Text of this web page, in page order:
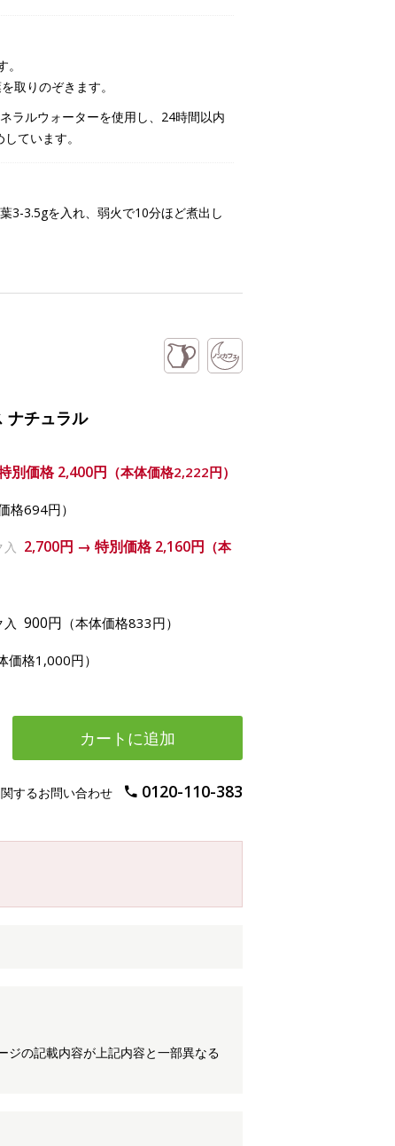
取りのぞきます。
ラルウォーターを使用し、24時間以内
ています。
3-3.5gを入れ、弱火で10分ほど煮出し
ナチュラル
別価格2,400円 （本体価格2,222円）
格694円）
入 2,700円 → 特別価格2,160円 （本
入 900円 （本体価格833円）
価格1,000円）
カートに追加
するお問い合わせ 0120-110-383
ジの記載内容が上記内容と一部異なる